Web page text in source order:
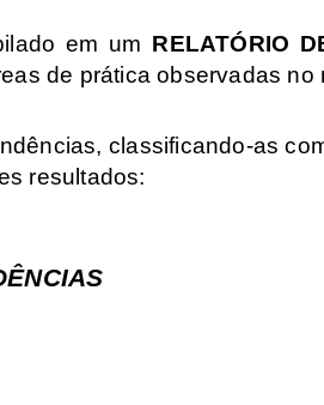
em um RELATÓRIO
de prática observadas no
classificando-as
resultados: